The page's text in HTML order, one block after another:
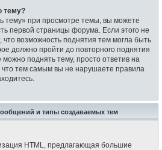
тему?
тему» при просмотре темы, вы можете
первой страницы форума. Если этого не
что возможность поднятия тем могла быть
должно пройти до повторного поднятия
поднять тему, просто ответив на
что тем самым вы не нарушаете правила
и типы создаваемых тем
HTML, предлагающая большие